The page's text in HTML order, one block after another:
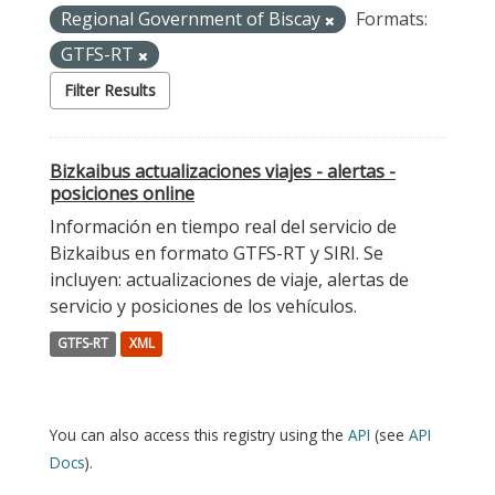
Regional Government of Biscay
Formats:
GTFS-RT
Filter Results
Bizkaibus actualizaciones viajes - alertas -
posiciones online
Información en tiempo real del servicio de
Bizkaibus en formato GTFS-RT y SIRI. Se
incluyen: actualizaciones de viaje, alertas de
servicio y posiciones de los vehículos.
GTFS-RT XML
You can also access this registry using the API (see API
Docs).